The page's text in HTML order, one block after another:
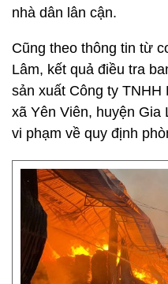
nhà dân lân cận.
Cũng theo thông tin từ
Lâm, kết quả điều tra
sản xuất Công ty
xã Yên Viên, huyện Gia
vi phạm về quy định